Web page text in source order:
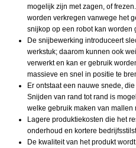
mogelijk zijn met zagen, of
worden verkregen vanwege het
snijkop op een robot kan worden
De snijbewerking introduceert
werkstuk; daarom kunnen ook
verwerkt en kan er gebruik
massieve en snel in positie te
Er ontstaat een nauwe snede,
Snijden van rand tot rand is
welke gebruik maken van mallen
Lagere produktiekosten die het
onderhoud en kortere
De kwaliteit van het produkt